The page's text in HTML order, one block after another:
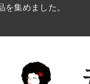
集めました。